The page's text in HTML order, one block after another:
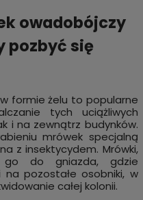
owadobójczy
pozbyć się
formie żelu to popularne
tych uciążliwych
i na zewnątrz budynków.
mrówek specjalną
z insektycydem. Mrówki,
go do gniazda, gdzie
pozostałe osobniki, w
całej kolonii.